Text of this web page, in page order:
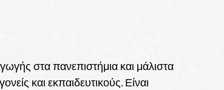
στα πανεπιστήμια και μάλιστα
και εκπαιδευτικούς. Είναι